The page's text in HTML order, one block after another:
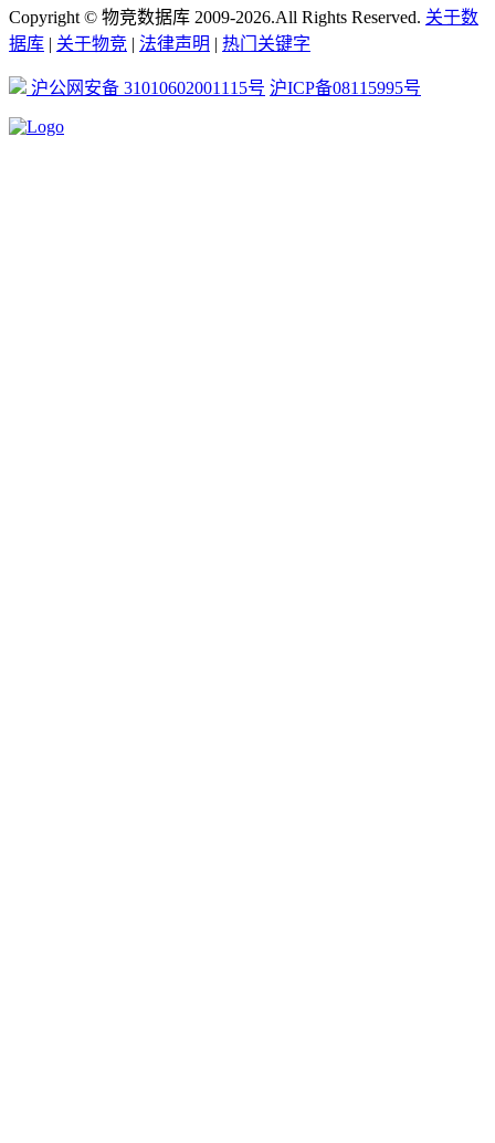
Copyright © 物竞数据库 2009-2026.All Rights Reserved. 关于数
据库 | 关于物竞 | 法律声明 | 热门关键字
沪公网安备 31010602001115号 沪ICP备08115995号